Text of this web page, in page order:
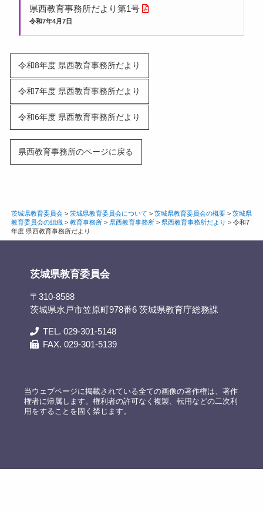
県西教育事務所だより第1号
令和7年4月7日
令和8年度 県西教育事務所だより
令和7年度 県西教育事務所だより
令和6年度 県西教育事務所だより
県西教育事務所のページに戻る
茨城県教育委員会> 茨城県教育委員会について > 茨城県教育委員会の概要> 茨城県
教育委員会の組織 > 教育事務所> 県西教育事務所> 県西教育事務所だより > 令和7
年度 県西教育事務所だより
茨城県教育委員会
〒310-8588
茨城県水戸市笠原町978番6 茨城県教育庁総務課
TEL. 029-301-5148
FAX. 029-301-5139
当ウェブページに掲載されている全ての画像の著作権は、著作
権者に帰属します。権利者の許可なく複製、転用などの二次利
用をすることを固く禁じます。